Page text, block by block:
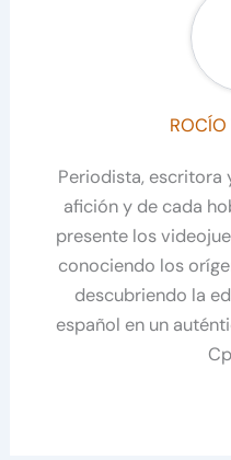
ROCÍO
Periodista, escritora
afición y de cada
presente los
conociendo los
descubriendo la
español en un